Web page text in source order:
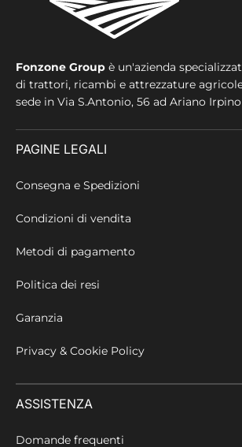
Fonzone Group è un'azienda
di trattori, ricambi e attrezzature
sede in Via S.Antonio, 56 ad Ariano Irpino
PAGINE LEGALI
Consegna e Spedizioni
Condizioni di vendita
Metodi di pagamento
Politica dei resi
Garanzia
Privacy & Cookie Policy
ASSISTENZA
Domande frequenti